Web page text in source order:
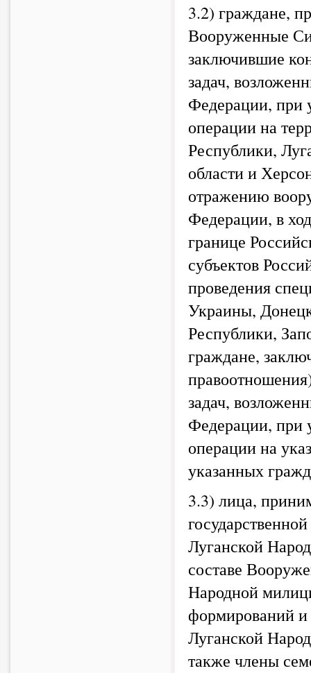
3.2) граждане,
Вооруженные
заключившие
задач,
Федерации, при
операции на
Республики,
области и
отражению
Федерации, в
границе
субъектов
проведения
Украины,
Республики,
граждане,
задач,
Федерации, при
операции на
указанных
3.3) лица,
Луганской
составе
Народной
формирований
Луганской
также члены